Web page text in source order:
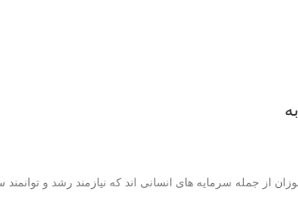
از جمله سرمایه های انسانی اند که نیازمند رشد و توانمند